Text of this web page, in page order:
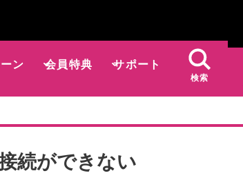
ン 会員特典 サポート
検索
続ができない